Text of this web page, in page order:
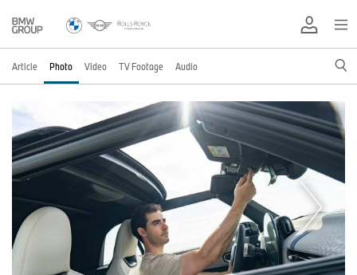
Article Photo Video TV Footage Audio